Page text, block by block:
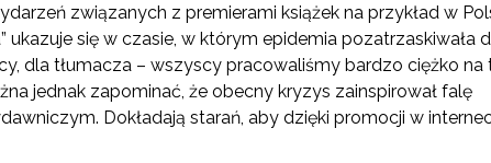
związanych z premierami książek na przykład w
ukazuje się w czasie, w którym epidemia pozatrzaskiwała
dla tłumacza – wszyscy pracowaliśmy bardzo ciężko na
jednak zapominać, że obecny kryzys zainspirował falę
Dokładają starań, aby dzięki promocji w